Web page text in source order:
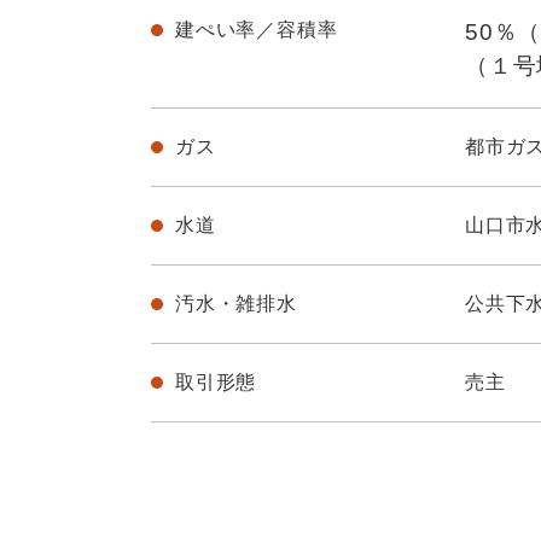
建ぺい率／容積率
50％
（１
ガス 都市ガ
水道 山口市
汚水・雑排水 公共下
取引形態 売主